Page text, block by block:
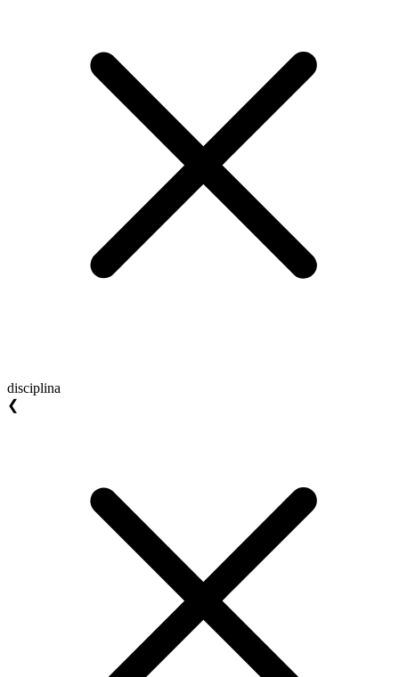
disciplina
❮